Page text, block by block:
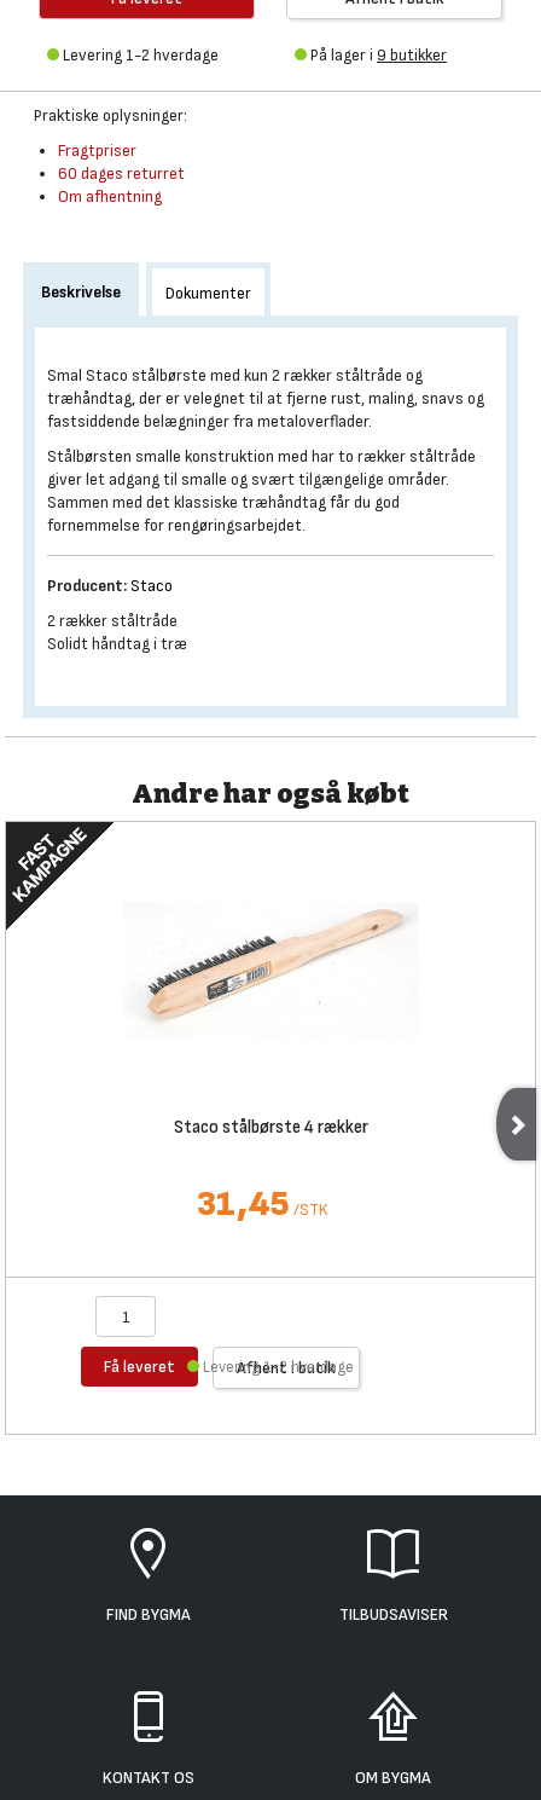
Levering 1-2 hverdage På lager i 9 butikker
Praktiske oplysninger:
Fragtpriser
60 dages returret
Om afhentning
Beskrivelse Dokumenter
Smal Staco stålbørste med kun 2 rækker ståltråde og
træhåndtag, der er velegnet til at fjerne rust, maling, snavs og
fastsiddende belægninger fra metaloverflader.
Stålbørsten smalle konstruktion med har to rækker ståltråde
giver let adgang til smalle og svært tilgængelige områder.
Sammen med det klassiske træhåndtag får du god
fornemmelse for rengøringsarbejdet.
Producent: Staco
2 rækker ståltråde
Solidt håndtag i træ
Andre har også købt
Staco stålbørste 4 rækker
31,45 /STK
Få leveret Afhent i butik
Levering 1-2 hverdage
FIND BYGMA TILBUDSAVISER
KONTAKT OS OM BYGMA